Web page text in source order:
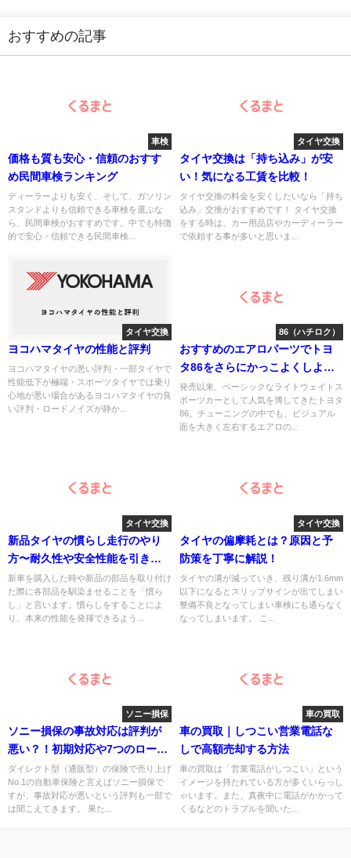
おすすめの記事
車検
価格も質も安心・信頼のおすす
め民間車検ランキング
ディーラーよりも安く、そして、ガソリン
スタンドよりも信頼できる車検を選ぶな
ら、民間車検がおすすめです。中でも特徴
的で安心・信頼できる民間車検...
タイヤ交換
タイヤ交換は「持ち込み」が安
い！気になる工賃を比較！
タイヤ交換の料金を安くしたいなら「持ち
込み」交換がおすすめです！ タイヤ交換
をする時は、カー用品店やカーディーラー
で依頼する事が多いと思いま...
タイヤ交換
ヨコハマタイヤの性能と評判
ヨコハマタイヤの悪い評判・一部タイヤで
性能低下が極端・スポーツタイヤでは乗り
心地が悪い場合があるヨコハマタイヤの良
い評判・ロードノイズが静か...
86（ハチロク）
おすすめのエアロパーツでトヨ
タ86をさらにかっこよくしよ
う！
発売以来、ベーシックなライトウェイトス
ポーツカーとして人気を博してきたトヨタ
86。チューニングの中でも、ビジュアル
面を大きく左右するエアロの...
タイヤ交換
新品タイヤの慣らし走行のやり
方〜耐久性や安全性能を引き出
すコツ〜
新車を購入した時や新品の部品を取り付け
た際に各部品を馴染ませることを「慣ら
し」と言います。慣らしをすることによ
り、本来の性能を発揮できるよう...
タイヤ交換
タイヤの偏摩耗とは？原因と予
防策を丁寧に解説！
タイヤの溝が減っていき、残り溝が1.6mm
以下になるとスリップサインが出てしまい
整備不良となってしまい車検にも通らなく
なってしまいます。 こ...
ソニー損保
ソニー損保の事故対応は評判が
悪い？！初期対応や7つのロード
サービス内容を徹底解説！
ダイレクト型（通販型）の保険で売り上げ
No.1の自動車保険と言えばソニー損保で
すが、事故対応が悪いという評判も一部で
は聞こえてきます。 果た...
車の買取
車の買取｜しつこい営業電話な
しで高額売却する方法
車の買取は「営業電話がしつこい」という
イメージを持たれている方が多くいらっし
ゃいます。また、真夜中に電話がかかって
くるなどのトラブルを聞いた...